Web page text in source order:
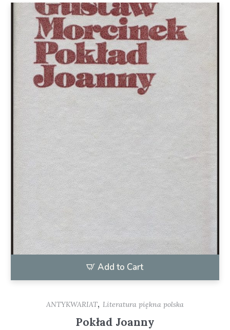
Add to Cart
ANTYKWARIAT, Literatura piękna polska
Pokład Joanny